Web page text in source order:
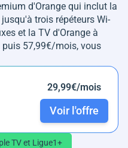
d'Orange qui inclut la
trois répéteurs Wi-
et la TV d'Orange à
57,99€/mois, vous
29,99€/mois
Voir l'offre
TV et Ligue1+